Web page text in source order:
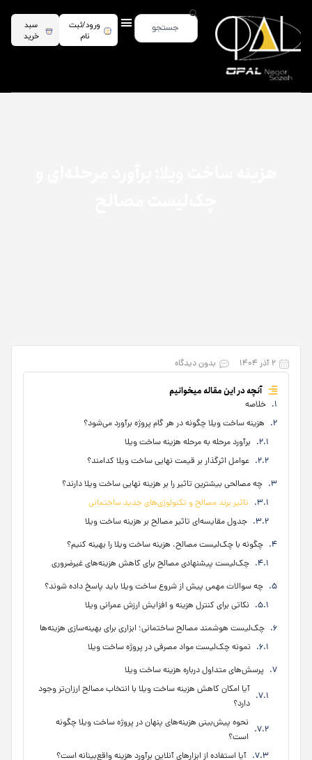
ورود/ثبت
نام
سبد
خرید
۲ آذر ۱۴۰۴ بدون دیدگاه
آنچه در این مقاله میخوانیم
خلاصه
هزینه ساخت ویلا چگونه در هر گام پروژه برآورد می‌شود؟
برآورد مرحله‌ به مرحله هزینه ساخت ویلا
عوامل اثرگذار بر قیمت نهایی ساخت ویلا کدامند؟
چه مصالحی بیشترین تاثیر را بر هزینه نهایی ساخت ویلا دارند؟
تاثیر برند مصالح و تکنولوژی‌های جدید ساختمانی
جدول مقایسه‌ای تاثیر مصالح بر هزینه ساخت ویلا
چگونه با چک‌لیست مصالح، هزینه ساخت ویلا را بهینه کنیم؟
چک‌لیست پیشنهادی مصالح برای کاهش هزینه‌های غیرضروری
چه سوالات مهمی پیش از شروع ساخت ویلا باید پاسخ داده شوند؟
نکاتی برای کنترل هزینه و افزایش ارزش عمرانی ویلا
چک‌لیست هوشمند مصالح ساختمانی؛ ابزاری برای بهینه‌سازی هزینه‌ها
نمونه چک‌لیست مواد مصرفی در پروژه ساخت ویلا
پرسش‌های متداول درباره هزینه ساخت ویلا
آیا امکان کاهش هزینه ساخت ویلا با انتخاب مصالح ارزان‌تر وجود
دارد؟
نحوه پیش‌بینی هزینه‌های پنهان در پروژه ساخت ویلا چگونه
است؟
آیا استفاده از ابزارهای آنلاین برآورد هزینه واقع‌بینانه است؟